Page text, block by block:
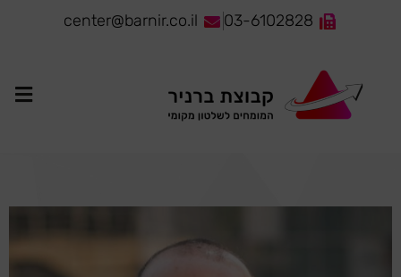
03-6102828
center@barnir.co.il